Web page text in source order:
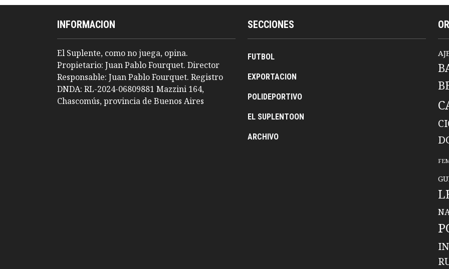
INFORMACION
El Suplente, como no juega, opina.
Propietario: Juan Pablo Fourquet. Director
Responsable: Juan Pablo Fourquet. Registro
DNDA: RL-2024-06809881 Mazzini 164,
Chascomús, provincia de Buenos Aires
SECCIONES
FUTBOL
EXPORTACION
POLIDEPORTIVO
EL SUPLENTOON
ARCHIVO